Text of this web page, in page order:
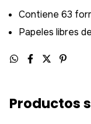
Contiene 63